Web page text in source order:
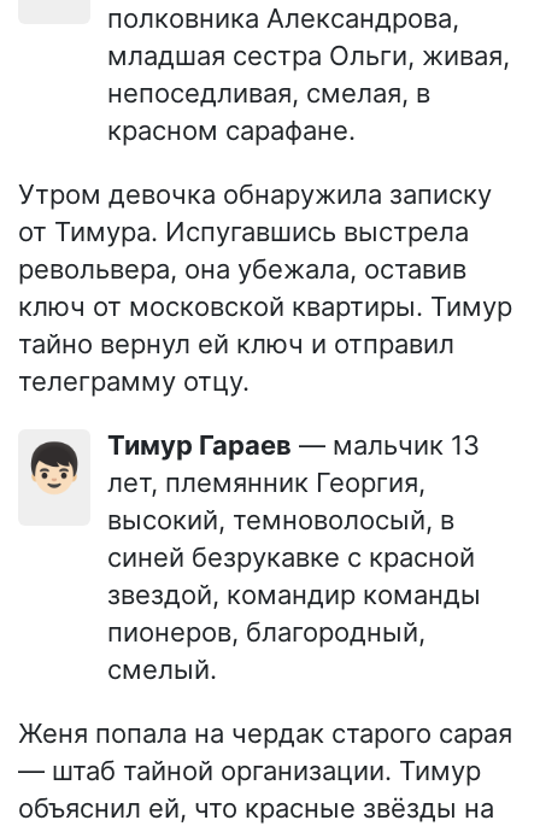
полковника Александрова,
младшая сестра Ольги, живая,
непоседливая, смелая, в
красном сарафане.
Утром девочка обнаружила записку
от Тимура. Испугавшись выстрела
револьвера, она убежала, оставив
ключ от московской квартиры. Тимур
тайно вернул ей ключ и отправил
телеграмму отцу.
👦🏻 Тимур Гараев — мальчик 13
лет, племянник Георгия,
высокий, темноволосый, в
синей безрукавке с красной
звездой, командир команды
пионеров, благородный,
смелый.
Женя попала на чердак старого сарая
— штаб тайной организации. Тимур
объяснил ей, что красные звёзды на